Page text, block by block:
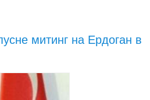
митинг на Ердоган в